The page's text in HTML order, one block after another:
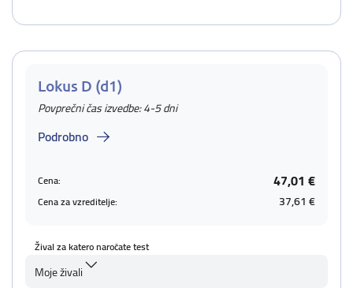
Lokus D (d1)
Povprečni čas izvedbe: 4-5 dni
Podrobno
Cena: 47,01 €
Cena za vzreditelje: 37,61 €
Žival za katero naročate test
Moje živali